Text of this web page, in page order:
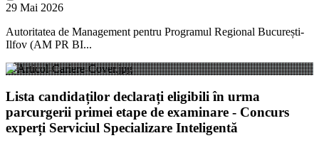
29 Mai 2026
Autoritatea de Management pentru Programul Regional București-
Ilfov (AM PR BI...
Lista candidaților declarați eligibili în urma
parcurgerii primei etape de examinare - Concurs
experți Serviciul Specializare Inteligentă